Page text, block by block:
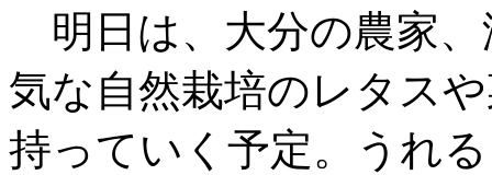
明日は、大分の農家
気な自然栽培のレタス
持っていく予定。うれ